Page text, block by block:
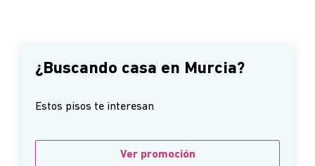
¿Buscando casa en Murcia?
Estos pisos te interesan
Ver promoción